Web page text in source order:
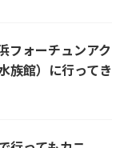
フォーチュンアク
族館）に行ってき